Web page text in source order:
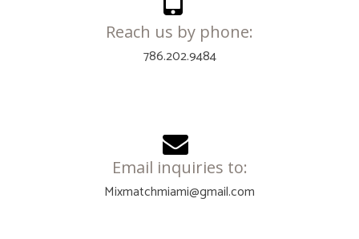
Reach us by phone:
786.202.9484
Email inquiries to:
Mixmatchmiami@gmail.com